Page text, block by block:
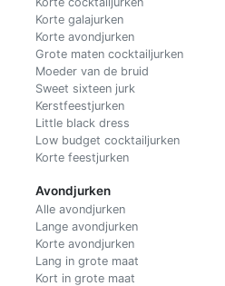
Korte galajurken
Korte avondjurken
Grote maten cocktailjurken
Moeder van de bruid
Sweet sixteen jurk
Kerstfeestjurken
Little black dress
Low budget cocktailjurken
Korte feestjurken
Avondjurken
Alle avondjurken
Lange avondjurken
Korte avondjurken
Lang in grote maat
Kort in grote maat